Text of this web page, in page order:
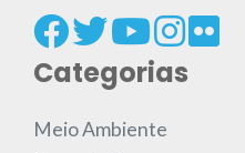
Categorias
Meio Ambiente